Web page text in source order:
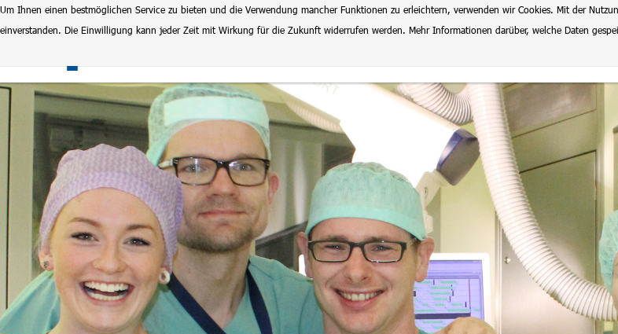
Um Ihnen einen bestmöglichen Service zu bieten und die Verwendung mancher Funktionen zu erleichtern, verwenden wir Cookies. Mit der
einverstanden. Die Einwilligung kann jeder Zeit mit Wirkung für die Zukunft widerrufen werden. Mehr Informationen darüber, welche Daten
Klinikum Magdeburg